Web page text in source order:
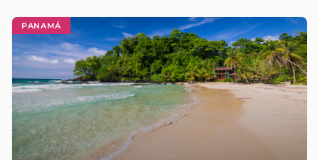
PANAMÁ